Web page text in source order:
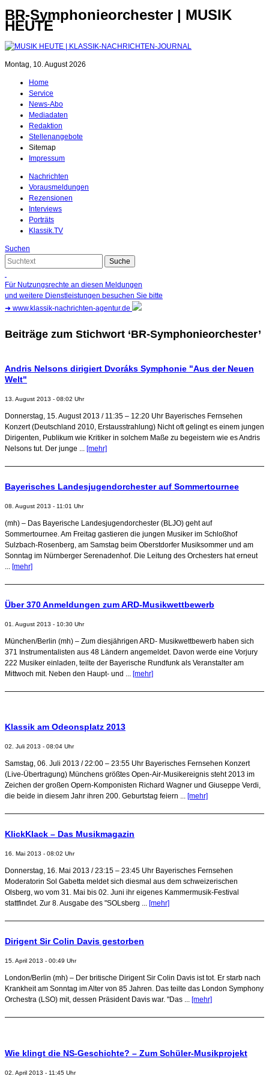
BR-Symphonieorchester | MUSIK
HEUTE
Montag, 10. August 2026
Home
Service
News-Abo
Mediadaten
Redaktion
Stellenangebote
Sitemap
Impressum
Nachrichten
Vorausmeldungen
Rezensionen
Interviews
Porträts
Klassik.TV
Suchen
Für Nutzungsrechte an diesen Meldungen
und weitere Dienstleistungen besuchen Sie bitte
➜ www.klassik-nachrichten-agentur.de
Beiträge zum Stichwort ‘BR-Symphonieorchester’
Andris Nelsons dirigiert Dvoráks Symphonie "Aus der Neuen
Welt"
13. August 2013 - 08:02 Uhr
Donnerstag, 15. August 2013 / 11:35 – 12:20 Uhr Bayerisches Fernsehen
Konzert (Deutschland 2010, Erstausstrahlung) Nicht oft gelingt es einem jungen
Dirigenten, Publikum wie Kritiker in solchem Maße zu begeistern wie es Andris
Nelsons tut. Der junge ... [mehr]
Bayerisches Landesjugendorchester auf Sommertournee
08. August 2013 - 11:01 Uhr
(mh) – Das Bayerische Landesjugendorchester (BLJO) geht auf
Sommertournee. Am Freitag gastieren die jungen Musiker im Schloßhof
Sulzbach-Rosenberg, am Samstag beim Oberstdorfer Musiksommer und am
Sonntag im Nürnberger Serenadenhof. Die Leitung des Orchesters hat erneut
... [mehr]
Über 370 Anmeldungen zum ARD-Musikwettbewerb
01. August 2013 - 10:30 Uhr
München/Berlin (mh) – Zum diesjährigen ARD- Musikwettbewerb haben sich
371 Instrumentalisten aus 48 Ländern angemeldet. Davon werde eine Vorjury
222 Musiker einladen, teilte der Bayerische Rundfunk als Veranstalter am
Mittwoch mit. Neben den Haupt- und ... [mehr]
Klassik am Odeonsplatz 2013
02. Juli 2013 - 08:04 Uhr
Samstag, 06. Juli 2013 / 22:00 – 23:55 Uhr Bayerisches Fernsehen Konzert
(Live-Übertragung) Münchens größtes Open-Air-Musikereignis steht 2013 im
Zeichen der großen Opern-Komponisten Richard Wagner und Giuseppe Verdi,
die beide in diesem Jahr ihren 200. Geburtstag feiern ... [mehr]
KlickKlack – Das Musikmagazin
16. Mai 2013 - 08:02 Uhr
Donnerstag, 16. Mai 2013 / 23:15 – 23:45 Uhr Bayerisches Fernsehen
Moderatorin Sol Gabetta meldet sich diesmal aus dem schweizerischen
Olsberg, wo vom 31. Mai bis 02. Juni ihr eigenes Kammermusik-Festival
stattfindet. Zur 8. Ausgabe des "SOLsberg ... [mehr]
Dirigent Sir Colin Davis gestorben
15. April 2013 - 00:49 Uhr
London/Berlin (mh) – Der britische Dirigent Sir Colin Davis ist tot. Er starb nach
Krankheit am Sonntag im Alter von 85 Jahren. Das teilte das London Symphony
Orchestra (LSO) mit, dessen Präsident Davis war. "Das ... [mehr]
Wie klingt die NS-Geschichte? – Zum Schüler-Musikprojekt
02. April 2013 - 11:45 Uhr